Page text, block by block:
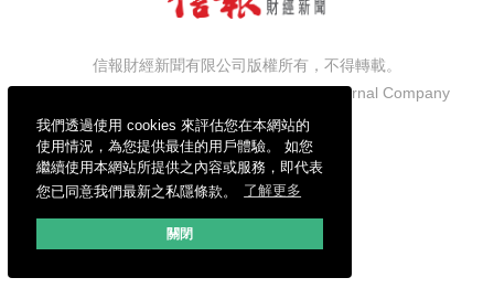
我們透過使用 cookies 來評估您在本網站的
使用情況，為您提供最佳的用戶體驗。 如您
繼續使用本網站所提供之內容或服務，即代表
您已同意我們最新之私隱條款。
了解更多
關閉
信報財經新聞有限公司版權所有，不得轉載。
Copyright © 2026 Hong Kong Economic Journal Company
Limited. All rights reserved.